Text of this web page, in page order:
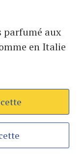
parfumé aux
en Italie